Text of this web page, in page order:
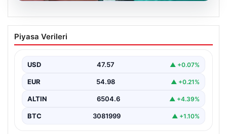
05.08.2026
Domates konservesi bomba gibi patladı,
9 aylık bebeğin vücudu yandı
Piyasa Verileri
USD 47.57 ▲ +0.07%
EUR 54.98 ▲ +0.21%
ALTIN 6504.6 ▲ +4.39%
BTC 3081999 ▲ +1.10%